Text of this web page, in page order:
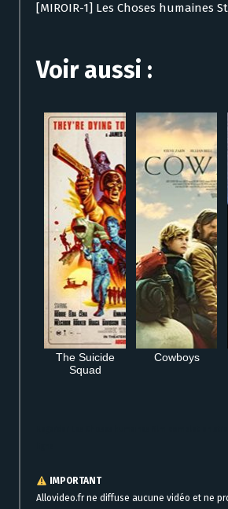
[MIROIR-1] Les Choses humaines
Voir aussi :
The Suicide
Squad
Cowboys
IMPORTANT
Allovideo.fr ne diffuse aucune vidéo et ne